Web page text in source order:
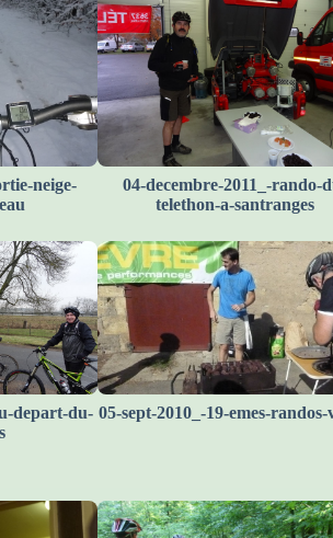
neige-
04-decembre-2011_-rando-
telethon-a-santranges
depart-du- 05-sept-2010_-19-emes-randos-